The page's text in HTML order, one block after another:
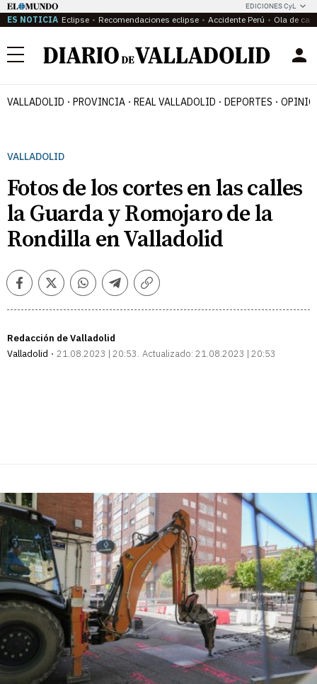
EDICIONES CyL
ES NOTICIA Eclipse Recomendaciones eclipse Accidente Perú Ola de
Menú
VALLADOLID PROVINCIA REAL VALLADOLID DEPORTES
VALLADOLID
Fotos de los cortes en las calles
la Guarda y Romojaro de la
Rondilla en Valladolid
FacebookTwitterWhatsappTelegramCopiar
Redacción de Valladolid
Valladolid
21.08.2023 | 20:53 Actualizado: 21.08.2023 | 20:53